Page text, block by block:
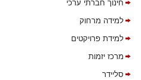
חינוך חברתי ערכי
למידה מרחוק
למידת פרויקטים
מרכז יזמות
סליידר